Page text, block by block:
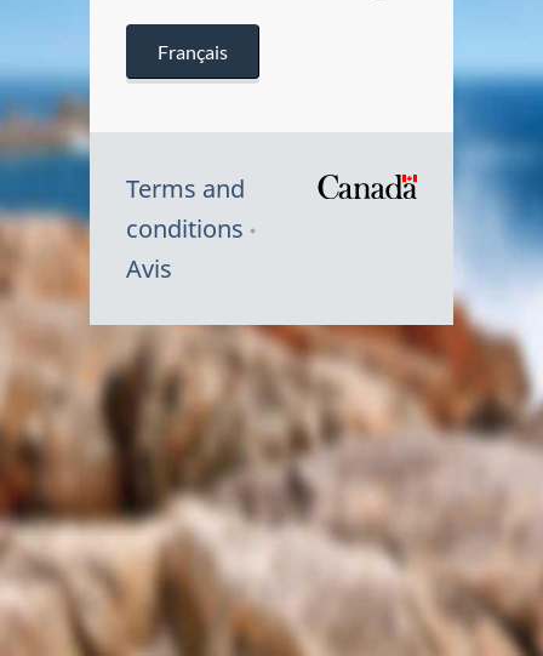
Français
Terms and
conditions
Avis
Symbole
du
Canada